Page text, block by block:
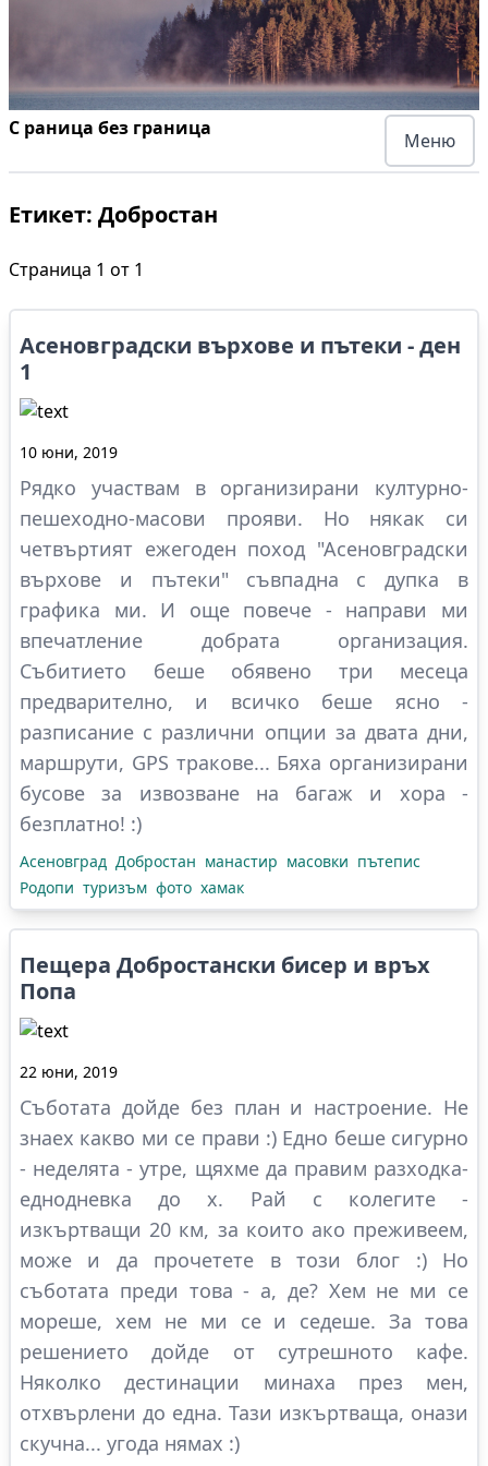
С раница без граница
Меню
Етикет: Добростан
Страница 1 от 1
Асеновградски върхове и пътеки - ден
1
10 юни, 2019
Рядко участвам в организирани културно-
пешеходно-масови прояви. Но някак си
четвъртият ежегоден поход "Асеновградски
върхове и пътеки" съвпадна с дупка в
графика ми. И още повече - направи ми
впечатление добрата организация.
Събитието беше обявено три месеца
предварително, и всичко беше ясно -
разписание с различни опции за двата дни,
маршрути, GPS тракове... Бяха организирани
бусове за извозване на багаж и хора -
безплатно! :)
Асеновград Добростан манастир масовки пътепис
Родопи туризъм фото хамак
Пещера Добростански бисер и връх
Попа
22 юни, 2019
Съботата дойде без план и настроение. Не
знаех какво ми се прави :) Едно беше сигурно
- неделята - утре, щяхме да правим разходка-
еднодневка до х. Рай с колегите -
изкъртващи 20 км, за които ако преживеем,
може и да прочетете в този блог :) Но
съботата преди това - а, де? Хем не ми се
мореше, хем не ми се и седеше. За това
решението дойде от сутрешното кафе.
Няколко дестинации минаха през мен,
отхвърлени до една. Тази изкъртваща, онази
скучна... угода нямах :)